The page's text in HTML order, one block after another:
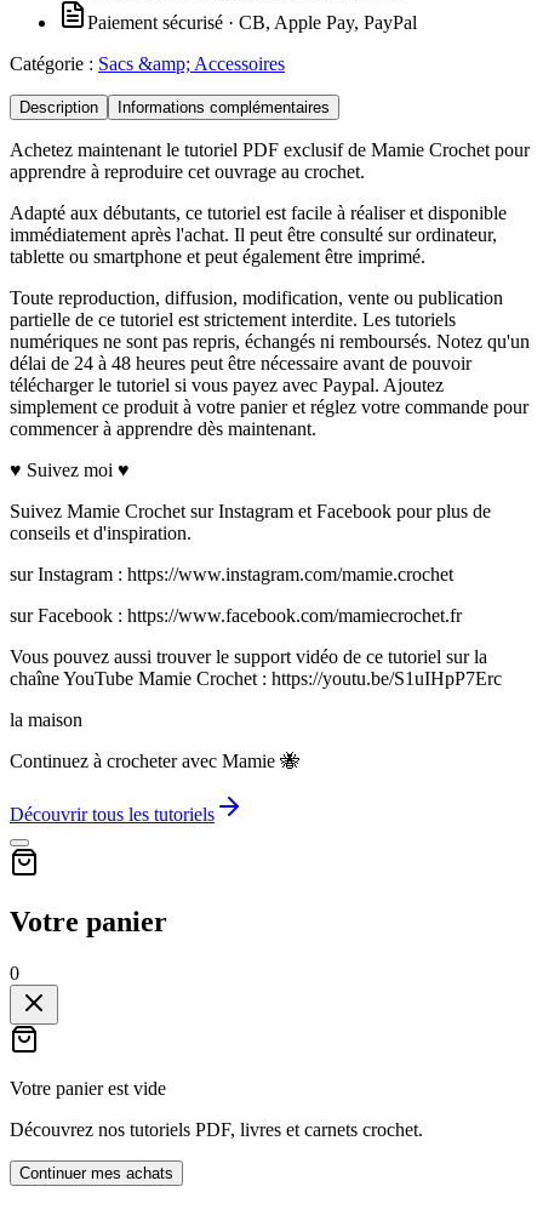
Paiement sécurisé · CB, Apple Pay, PayPal
Catégorie : Sacs &amp; Accessoires
Description Informations complémentaires
Achetez maintenant le tutoriel PDF exclusif de Mamie Crochet pour
apprendre à reproduire cet ouvrage au crochet.
Adapté aux débutants, ce tutoriel est facile à réaliser et disponible
immédiatement après l'achat. Il peut être consulté sur ordinateur,
tablette ou smartphone et peut également être imprimé.
Toute reproduction, diffusion, modification, vente ou publication
partielle de ce tutoriel est strictement interdite. Les tutoriels
numériques ne sont pas repris, échangés ni remboursés. Notez qu'un
délai de 24 à 48 heures peut être nécessaire avant de pouvoir
télécharger le tutoriel si vous payez avec Paypal. Ajoutez
simplement ce produit à votre panier et réglez votre commande pour
commencer à apprendre dès maintenant.
♥ Suivez moi ♥
Suivez Mamie Crochet sur Instagram et Facebook pour plus de
conseils et d'inspiration.
sur Instagram : https://www.instagram.com/mamie.crochet
sur Facebook : https://www.facebook.com/mamiecrochet.fr
Vous pouvez aussi trouver le support vidéo de ce tutoriel sur la
chaîne YouTube Mamie Crochet : https://youtu.be/S1uIHpP7Erc
la maison
Continuez à crocheter avec Mamie 🐝
Découvrir tous les tutoriels
Votre panier
0
Votre panier est vide
Découvrez nos tutoriels PDF, livres et carnets crochet.
Continuer mes achats